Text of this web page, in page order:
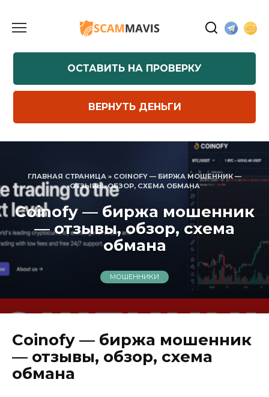
содержанию
ОСТАВИТЬ НА ПРОВЕРКУ
ВЕРНУТЬ ДЕНЬГИ
ГЛАВНАЯ СТРАНИЦА » COINOFY — БИРЖА МОШЕННИК —
ОТЗЫВЫ, ОБЗОР, СХЕМА ОБМАНА
Coinofy — биржа мошенник
— отзывы, обзор, схема
обмана
МОШЕННИКИ
Coinofy — биржа мошенник
— отзывы, обзор, схема
обмана